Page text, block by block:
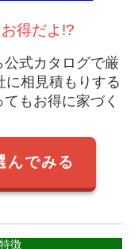
得だよ!?
式カタログで厳
に相見積もりする
もお得に家づく
んでみる
徴